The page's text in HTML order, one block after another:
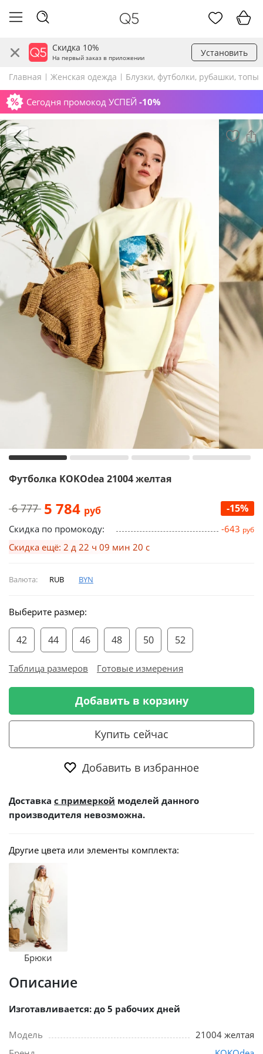
Скидка 10%
На первый заказ в приложении Установить
Главная Женская одежда Блузки, футболки, рубашки, топы
Сегодня промокод УСПЕЙ -10%
Футболка KOKOdea 21004 желтая
6 777 5 784 руб -15%
Скидка по промокоду: -643 руб
Скидка ещё: 2 д 22 ч 09 мин 19 с
Валюта: RUB BYN
Выберите размер:
42 44 46 48 50 52
Таблица размеров Готовые измерения
Добавить в корзину
Купить сейчас
Добавить в избранное
Доставка с примеркой моделей данного
производителя невозможна.
Другие цвета или элементы комплекта:
Брюки
Описание
Изготавливается: до 5 рабочих дней
Модель
21004 желтая